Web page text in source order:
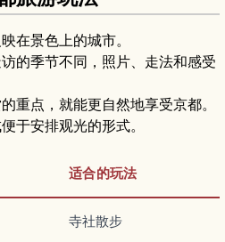
在景色上的城市。
的季节不同，照片、走法和感受
重点，就能更自然地享受京都。
于安排观光的形式。
适合的玩法
寺社散步